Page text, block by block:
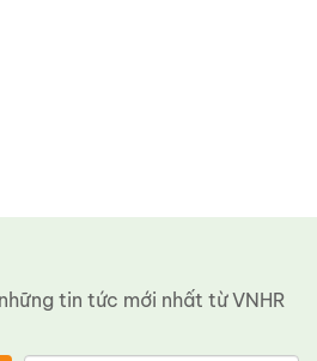
tin tức mới nhất từ ​​VNHR